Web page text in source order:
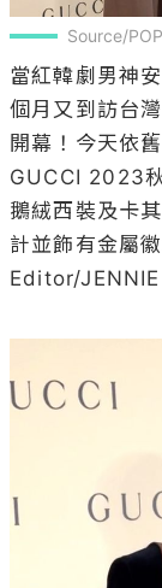
Source/
當紅韓劇男神
個月又到訪台
開幕！今天依
GUCCI 2023
鵝絨西裝及卡
計並飾有金屬
Editor/JENNIE